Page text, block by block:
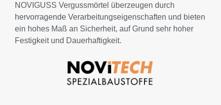
NOVIGUSS Vergussmörtel überzeugen durch
hervorragende Verarbeitungseigenschaften und bieten
ein hohes Maß an Sicherheit, auf Grund sehr hoher
Festigkeit und Dauerhaftigkeit.